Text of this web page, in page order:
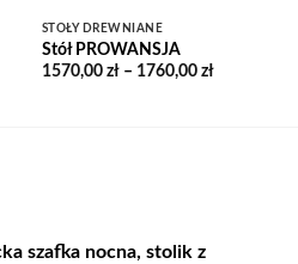
STOŁY DREWNIANE
Stół PROWANSJA
1570,00 zł – 1760,00 złZakres
szafka nocna, stolik z